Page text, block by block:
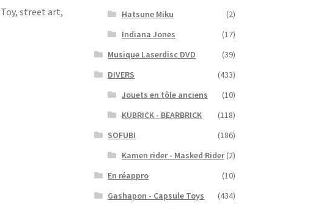
street art,
Hatsune Miku
(2)
Indiana Jones
(17)
Musique Laserdisc DVD
(39)
DIVERS
(433)
Jouets en tôle anciens
(10)
KUBRICK - BEARBRICK
(118)
SOFUBI
(186)
Kamen rider - Masked Rider (2)
En réappro
(10)
Gashapon - Capsule Toys
(434)